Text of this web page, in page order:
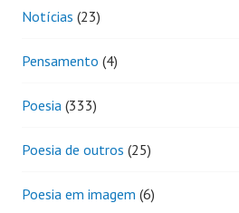
Notícias (23)
Pensamento (4)
Poesia (333)
Poesia de outros (25)
Poesia em imagem (6)